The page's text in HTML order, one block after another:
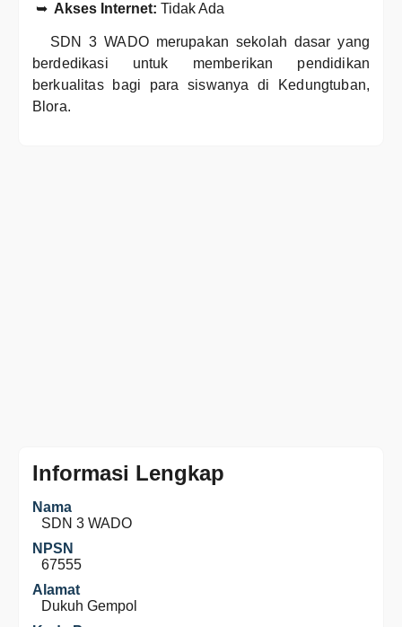
Akses Internet: Tidak Ada
SDN 3 WADO merupakan sekolah dasar yang
berdedikasi untuk memberikan pendidikan
berkualitas bagi para siswanya di Kedungtuban,
Blora.
Informasi Lengkap
Nama
SDN 3 WADO
NPSN
67555
Alamat
Dukuh Gempol